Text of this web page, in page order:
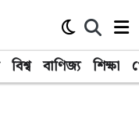
বিশ্ব বাণিজ্য শিক্ষা